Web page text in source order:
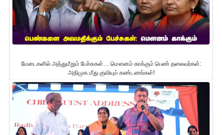
மேடைகளில் அத்துமீறும் பேச்சுகள்… மௌனம் காக்கும் பெண் தலைவர்கள்:
அதிமுக மீது குவியும் கண்டனங்கள்!